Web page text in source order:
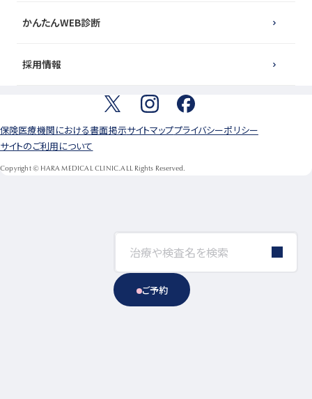
かんたんWEB診断
採用情報
保険医療機関における書面掲示サイトマッププライバシーポリシー
サイトのご利用について
Copyright © HARA MEDICAL CLINIC.ALL Rights Reserved.
ご予約